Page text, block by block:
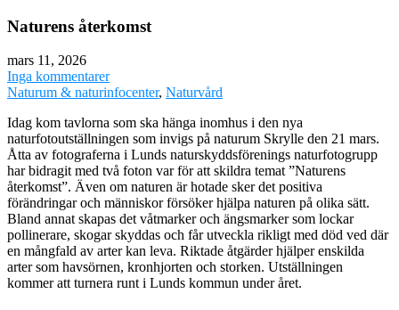
Naturens återkomst
mars 11, 2026
Inga kommentarer
Naturum & naturinfocenter, Naturvård
Idag kom tavlorna som ska hänga inomhus i den nya
naturfotoutställningen som invigs på naturum Skrylle den 21 mars.
Åtta av fotograferna i Lunds naturskyddsförenings naturfotogrupp
har bidragit med två foton var för att skildra temat ”Naturens
återkomst”. Även om naturen är hotade sker det positiva
förändringar och människor försöker hjälpa naturen på olika sätt.
Bland annat skapas det våtmarker och ängsmarker som lockar
pollinerare, skogar skyddas och får utveckla rikligt med död ved där
en mångfald av arter kan leva. Riktade åtgärder hjälper enskilda
arter som havsörnen, kronhjorten och storken. Utställningen
kommer att turnera runt i Lunds kommun under året.